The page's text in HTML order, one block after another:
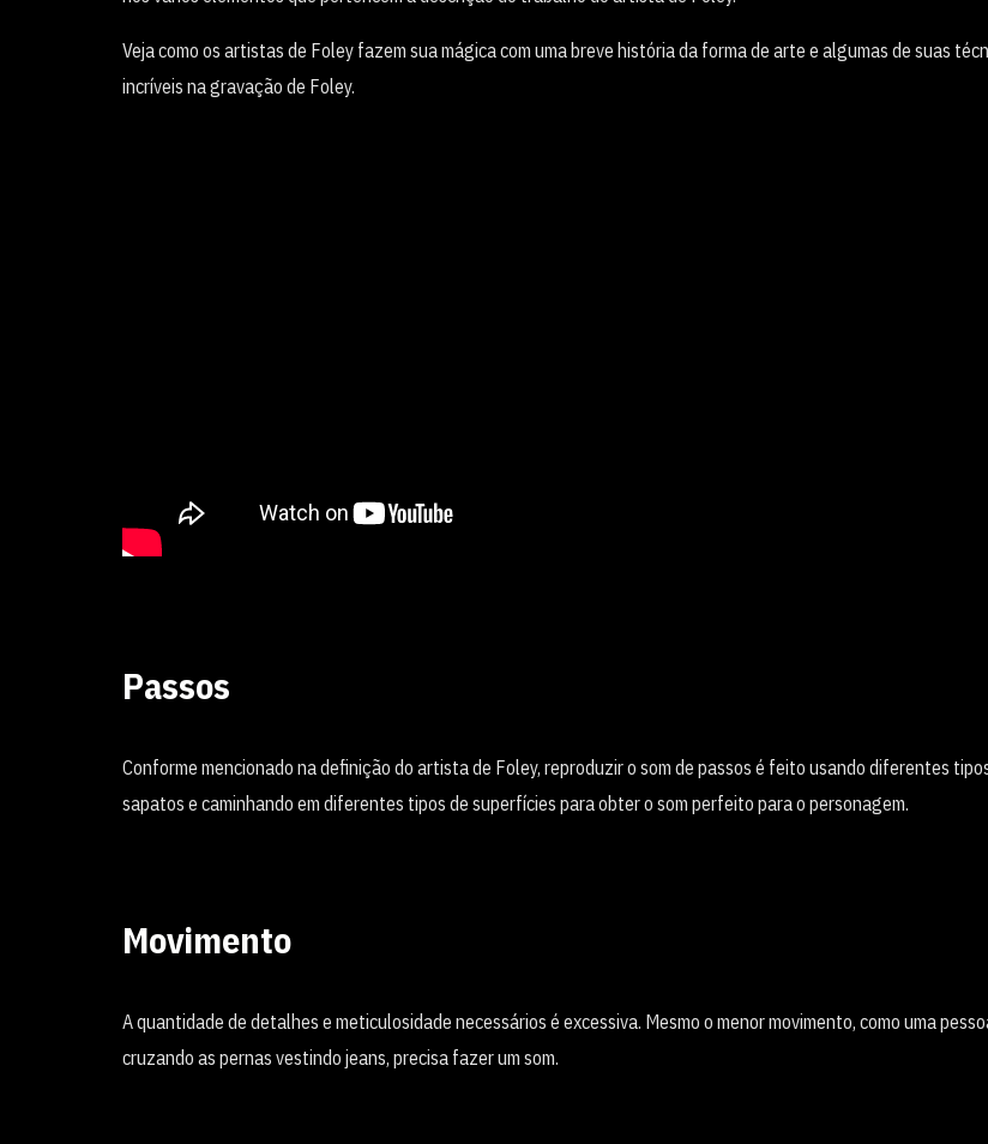
Veja como os artistas de Foley fazem sua mágica com uma breve história da forma de arte e algumas de suas
incríveis na gravação de Foley.
Passos
Conforme mencionado na definição do artista de Foley, reproduzir o som de passos é feito usando diferentes
sapatos e caminhando em diferentes tipos de superfícies para obter o som perfeito para o personagem.
Movimento
A quantidade de detalhes e meticulosidade necessários é excessiva. Mesmo o menor movimento, como uma
cruzando as pernas vestindo jeans, precisa fazer um som.